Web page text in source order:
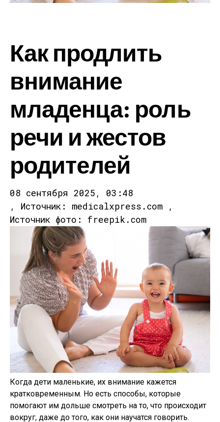
Как продлить
внимание
младенца: роль
речи и жестов
родителей
08 сентября 2025, 03:48
, Источник: medicalxpress.com ,
Источник фото: freepik.com
Когда дети маленькие, их внимание кажется
кратковременным. Но есть способы, которые
помогают им дольше смотреть на то, что происходит
вокруг, даже до того, как они научатся говорить.